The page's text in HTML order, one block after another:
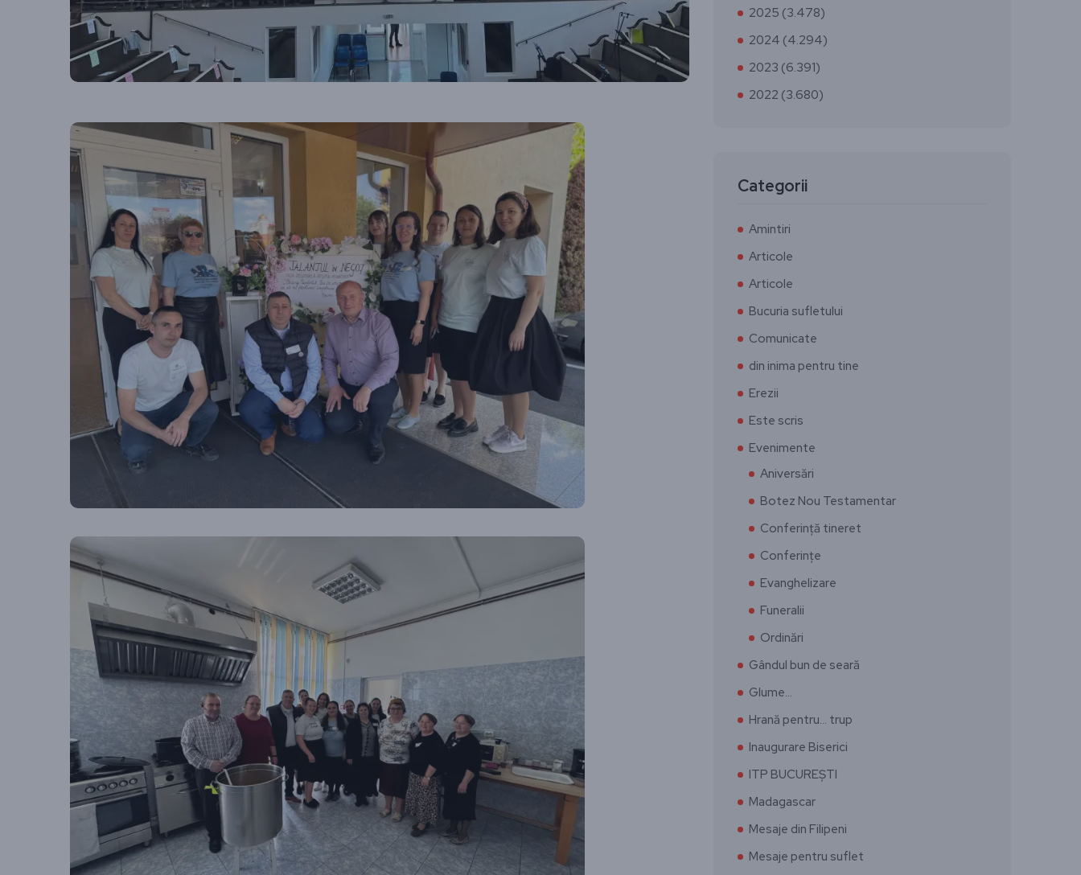
2025 (3.478)
2024 (4.294)
2023 (6.391)
2022 (3.680)
Categorii
Amintiri
Articole
Articole
Bucuria sufletului
Comunicate
din inima pentru tine
Erezii
Este scris
Evenimente
Aniversări
Botez Nou Testamentar
Conferință tineret
Conferințe
Evanghelizare
Funeralii
Ordinări
Gândul bun de seară
Glume…
Hrană pentru… trup
Inaugurare Biserici
ITP BUCUREȘTI
Madagascar
Mesaje din Filipeni
Mesaje pentru suflet